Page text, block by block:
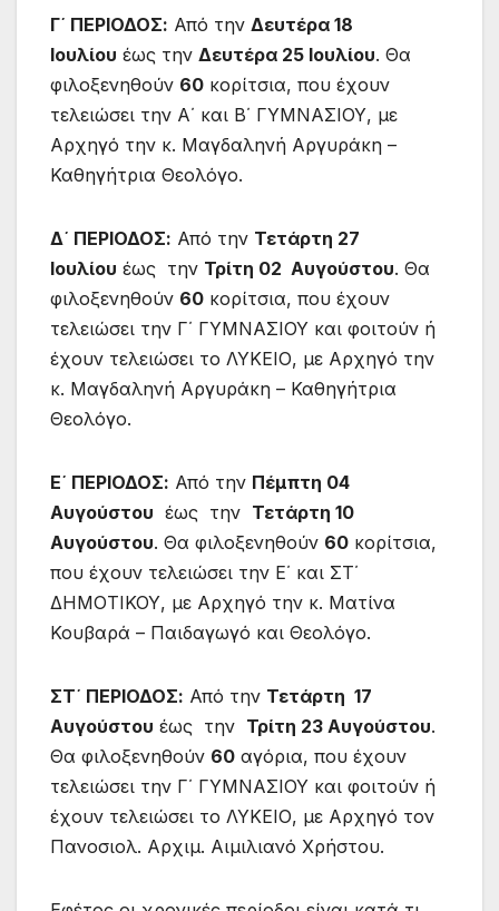
Γ΄ ΠΕΡΙΟΔΟΣ: Από την Δευτέρα 18
Ιουλίου έως την Δευτέρα 25 Ιουλίου. Θα
φιλοξενηθούν 60 κορίτσια, που έχουν
τελειώσει την Α΄ και Β΄ ΓΥΜΝΑΣΙΟΥ, με
Αρχηγό την κ. Μαγδαληνή Αργυράκη –
Καθηγήτρια Θεολόγο.
Δ΄ ΠΕΡΙΟΔΟΣ: Από την Τετάρτη 27
Ιουλίου έως την Τρίτη 02 Αυγούστου. Θα
φιλοξενηθούν 60 κορίτσια, που έχουν
τελειώσει την Γ΄ ΓΥΜΝΑΣΙΟΥ και φοιτούν ή
έχουν τελειώσει το ΛΥΚΕΙΟ, με Αρχηγό την
κ. Μαγδαληνή Αργυράκη – Καθηγήτρια
Θεολόγο.
Ε΄ ΠΕΡΙΟΔΟΣ: Από την Πέμπτη 04
Αυγούστου έως την Τετάρτη 10
Αυγούστου. Θα φιλοξενηθούν 60 κορίτσια,
που έχουν τελειώσει την Ε΄ και ΣΤ΄
ΔΗΜΟΤΙΚΟΥ, με Αρχηγό την κ. Ματίνα
Κουβαρά – Παιδαγωγό και Θεολόγο.
ΣΤ΄ ΠΕΡΙΟΔΟΣ: Από την Τετάρτη 17
Αυγούστου έως την Τρίτη 23 Αυγούστου.
Θα φιλοξενηθούν 60 αγόρια, που έχουν
τελειώσει την Γ΄ ΓΥΜΝΑΣΙΟΥ και φοιτούν ή
έχουν τελειώσει το ΛΥΚΕΙΟ, με Αρχηγό τον
Πανοσιολ. Αρχιμ. Αιμιλιανό Χρήστου.